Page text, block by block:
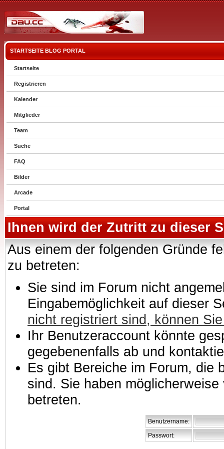
STARTSEITE BLOG PORTAL
Startseite
Registrieren
Kalender
Mitglieder
Team
Suche
FAQ
Bilder
Arcade
Portal
Ihnen wird der Zutritt zu dieser
Aus einem der folgenden Gründe
zu betreten:
Sie sind im Forum nicht
Eingabemöglichkeit auf dieser
nicht registriert sind, können
Ihr Benutzeraccount könnte
gegebenenfalls ab und
Es gibt Bereiche im Forum, die
sind. Sie haben
betreten.
Benutzername:
Passwort: